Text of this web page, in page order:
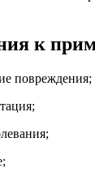
к
повреждения;